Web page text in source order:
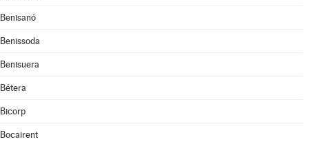
Benisanó
Benissoda
Benisuera
Bétera
Bicorp
Bocairent